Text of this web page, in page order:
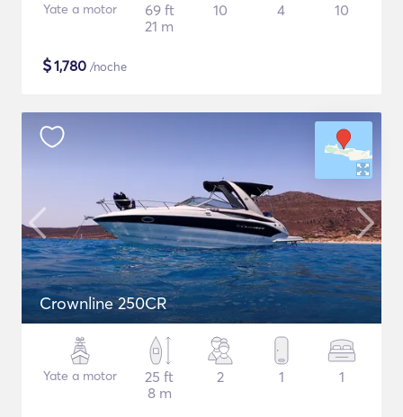
Yate a motor
69 ft
21 m
10 4 10
$1,780 /noche
Crownline 250CR
Yate a motor
25 ft
8 m
2 1 1